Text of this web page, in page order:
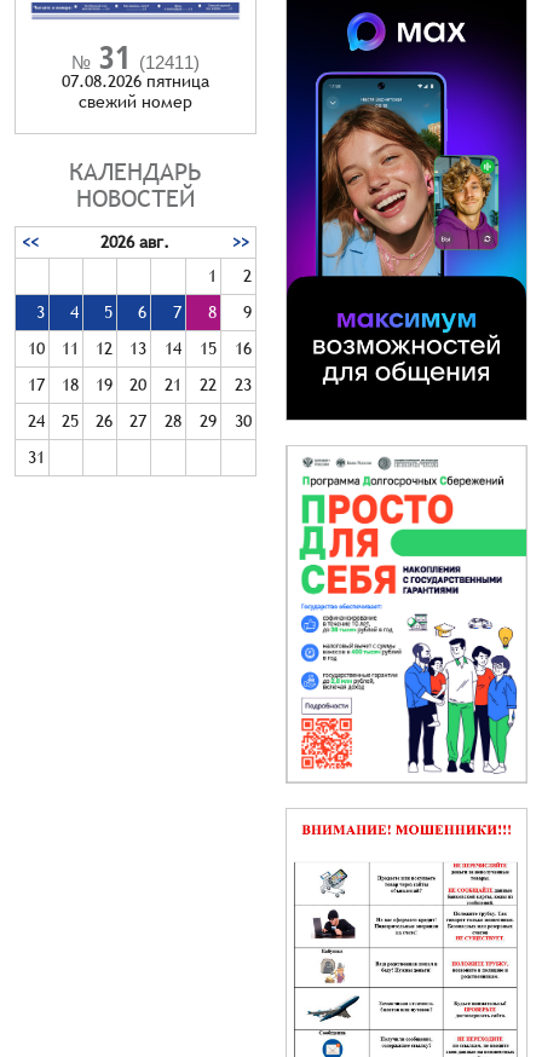
№ 31 (12411)
07.08.2026 пятница
cвежий номер
КАЛЕНДАРЬ
НОВОСТЕЙ
<< 2026 авг.
>>
1
2
3
4 5 6 7 8
9
10
11 12 13 14 15
16
17
18 19 20 21 22
23
24
25 26 27 28 29
30
31